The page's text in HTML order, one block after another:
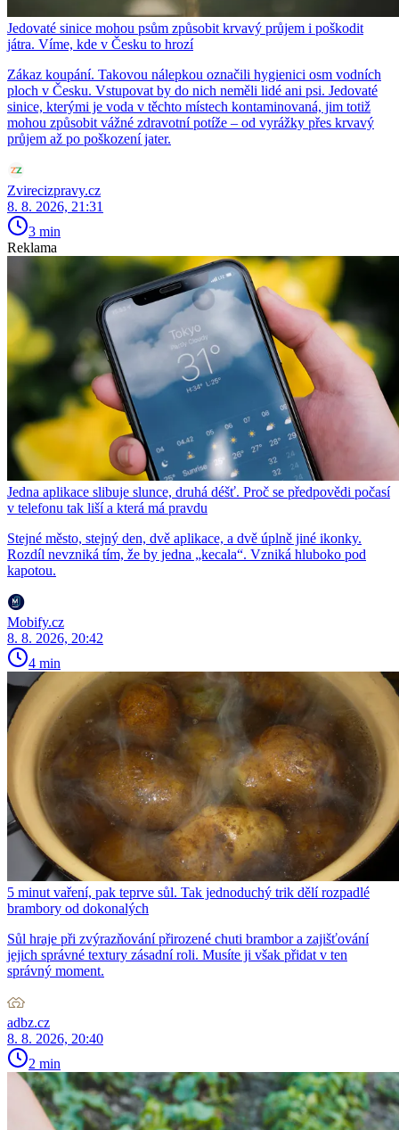
Jedovaté sinice mohou psům způsobit krvavý průjem i poškodit
játra. Víme, kde v Česku to hrozí
Zákaz koupání. Takovou nálepkou označili hygienici osm vodních
ploch v Česku. Vstupovat by do nich neměli lidé ani psi. Jedovaté
sinice, kterými je voda v těchto místech kontaminovaná, jim totiž
mohou způsobit vážné zdravotní potíže – od vyrážky přes krvavý
průjem až po poškození jater.
Zvirecizpravy.cz
8. 8. 2026, 21:31
3 min
Reklama
Jedna aplikace slibuje slunce, druhá déšť. Proč se předpovědi počasí
v telefonu tak liší a která má pravdu
Stejné město, stejný den, dvě aplikace, a dvě úplně jiné ikonky.
Rozdíl nevzniká tím, že by jedna „kecala“. Vzniká hluboko pod
kapotou.
Mobify.cz
8. 8. 2026, 20:42
4 min
5 minut vaření, pak teprve sůl. Tak jednoduchý trik dělí rozpadlé
brambory od dokonalých
Sůl hraje při zvýrazňování přirozené chuti brambor a zajišťování
jejich správné textury zásadní roli. Musíte ji však přidat v ten
správný moment.
adbz.cz
8. 8. 2026, 20:40
2 min